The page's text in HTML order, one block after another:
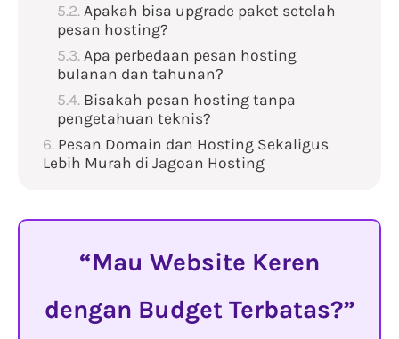
Apakah bisa upgrade paket setelah
pesan hosting?
Apa perbedaan pesan hosting
bulanan dan tahunan?
Bisakah pesan hosting tanpa
pengetahuan teknis?
Pesan Domain dan Hosting Sekaligus
Lebih Murah di Jagoan Hosting
Mau Website Keren
dengan Budget Terbatas?